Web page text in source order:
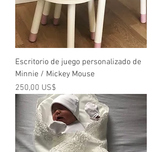
Escritorio de juego personalizado de
Minnie / Mickey Mouse
Precio
250,00 US$